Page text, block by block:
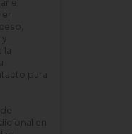
el
la
para
en